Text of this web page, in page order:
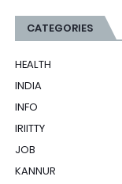
CATEGORIES
HEALTH
INDIA
INFO
IRIITTY
JOB
KANNUR